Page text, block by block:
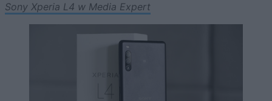
Sony Xperia L4 w Media Expert